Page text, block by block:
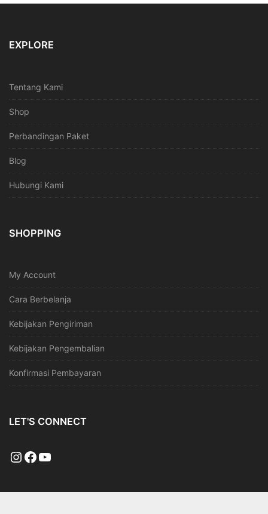
EXPLORE
Tentang Kami
Shop
Perbandingan Paket
Blog
Hubungi Kami
SHOPPING
My Account
Cara Berbelanja
Kebijakan Pengiriman
Kebijakan Pengembalian
Konfirmasi Pembayaran
LET'S CONNECT